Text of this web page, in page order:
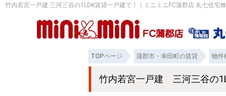
竹内若宮一戸建 三河三谷の1LDK賃貸一戸建て！｜ミニミニFC蒲郡店 丸七住宅
TOPページ 蒲郡市・幸田町の賃貸 物件
竹内若宮一戸建 三河三谷の